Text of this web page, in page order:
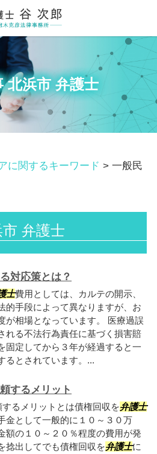
北浜市 弁護士
に関するキーワード > 一般民
弁護士
対応策とは？
士費用としては、カルテの開示、
的手段によって異なりますが、お
が相場となっています。 医療過誤
れる不法行為責任に基づく損害賠
固定してから３年が経過すると一
るとされています。...
するメリット
するメリットとは債権回収を弁護士
金として一般的に１０～３０万
額の１０～２０％程度の費用が発
捻出してでも債権回収を弁護士に